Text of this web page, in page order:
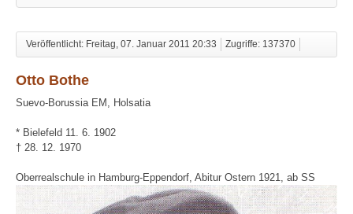
Veröffentlicht: Freitag, 07. Januar 2011 20:33 Zugriffe: 137370
Otto Bothe
Suevo-Borussia EM, Holsatia
* Bielefeld 11. 6. 1902
† 28. 12. 1970
Oberrealschule in Hamburg-Eppendorf, Abitur Ostern 1921, ab SS